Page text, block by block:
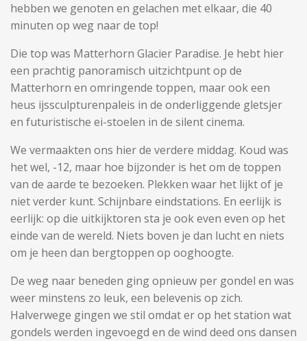
hebben we genoten en gelachen met elkaar, die 40
minuten op weg naar de top!
Die top was Matterhorn Glacier Paradise. Je hebt hier
een prachtig panoramisch uitzichtpunt op de
Matterhorn en omringende toppen, maar ook een
heus ijssculpturenpaleis in de onderliggende gletsjer
en futuristische ei-stoelen in de silent cinema.
We vermaakten ons hier de verdere middag. Koud was
het wel, -12, maar hoe bijzonder is het om de toppen
van de aarde te bezoeken. Plekken waar het lijkt of je
niet verder kunt. Schijnbare eindstations. En eerlijk is
eerlijk: op die uitkijktoren sta je ook even even op het
einde van de wereld. Niets boven je dan lucht en niets
om je heen dan bergtoppen op ooghoogte.
De weg naar beneden ging opnieuw per gondel en was
weer minstens zo leuk, een belevenis op zich.
Halverwege gingen we stil omdat er op het station wat
gondels werden ingevoegd en de wind deed ons dansen